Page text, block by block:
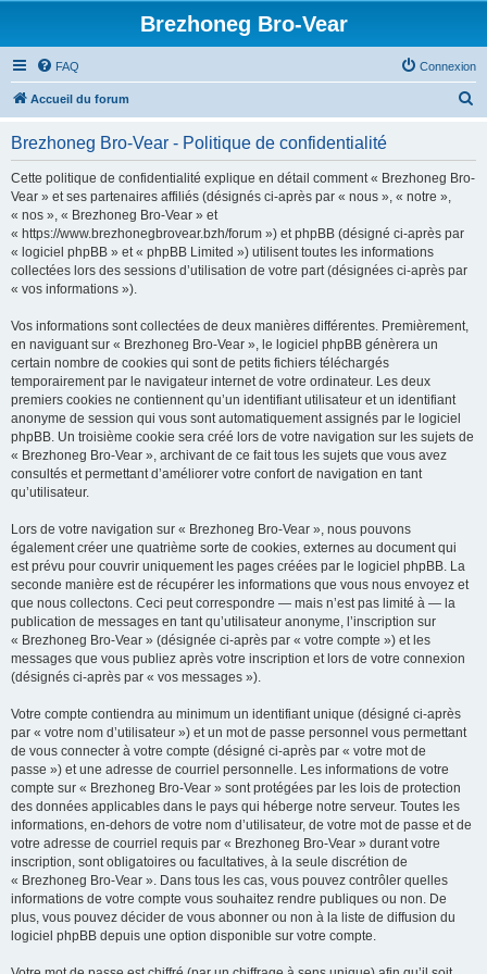
Brezhoneg Bro-Vear
FAQ Connexion
Accueil du forum
Brezhoneg Bro-Vear - Politique de confidentialité
Cette politique de confidentialité explique en détail comment « Brezhoneg Bro-
Vear » et ses partenaires affiliés (désignés ci-après par « nous », « notre »,
« nos », « Brezhoneg Bro-Vear » et
« https://www.brezhonegbrovear.bzh/forum ») et phpBB (désigné ci-après par
« logiciel phpBB » et « phpBB Limited ») utilisent toutes les informations
collectées lors des sessions d’utilisation de votre part (désignées ci-après par
« vos informations »).
Vos informations sont collectées de deux manières différentes. Premièrement,
en naviguant sur « Brezhoneg Bro-Vear », le logiciel phpBB génèrera un
certain nombre de cookies qui sont de petits fichiers téléchargés
temporairement par le navigateur internet de votre ordinateur. Les deux
premiers cookies ne contiennent qu’un identifiant utilisateur et un identifiant
anonyme de session qui vous sont automatiquement assignés par le logiciel
phpBB. Un troisième cookie sera créé lors de votre navigation sur les sujets de
« Brezhoneg Bro-Vear », archivant de ce fait tous les sujets que vous avez
consultés et permettant d’améliorer votre confort de navigation en tant
qu’utilisateur.
Lors de votre navigation sur « Brezhoneg Bro-Vear », nous pouvons
également créer une quatrième sorte de cookies, externes au document qui
est prévu pour couvrir uniquement les pages créées par le logiciel phpBB. La
seconde manière est de récupérer les informations que vous nous envoyez et
que nous collectons. Ceci peut correspondre — mais n’est pas limité à — la
publication de messages en tant qu’utilisateur anonyme, l’inscription sur
« Brezhoneg Bro-Vear » (désignée ci-après par « votre compte ») et les
messages que vous publiez après votre inscription et lors de votre connexion
(désignés ci-après par « vos messages »).
Votre compte contiendra au minimum un identifiant unique (désigné ci-après
par « votre nom d’utilisateur ») et un mot de passe personnel vous permettant
de vous connecter à votre compte (désigné ci-après par « votre mot de
passe ») et une adresse de courriel personnelle. Les informations de votre
compte sur « Brezhoneg Bro-Vear » sont protégées par les lois de protection
des données applicables dans le pays qui héberge notre serveur. Toutes les
informations, en-dehors de votre nom d’utilisateur, de votre mot de passe et de
votre adresse de courriel requis par « Brezhoneg Bro-Vear » durant votre
inscription, sont obligatoires ou facultatives, à la seule discrétion de
« Brezhoneg Bro-Vear ». Dans tous les cas, vous pouvez contrôler quelles
informations de votre compte vous souhaitez rendre publiques ou non. De
plus, vous pouvez décider de vous abonner ou non à la liste de diffusion du
logiciel phpBB depuis une option disponible sur votre compte.